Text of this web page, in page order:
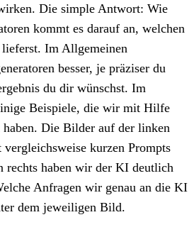
Die simple Antwort: Wie
kommt es darauf an, welchen
Im Allgemeinen
besser, je präziser du
du dir wünschst. Im
Beispiele, die wir mit Hilfe
Die Bilder auf der linken
kurzen Prompts
rechts haben wir der KI deutlich
Anfragen wir genau an die KI
dem jeweiligen Bild.